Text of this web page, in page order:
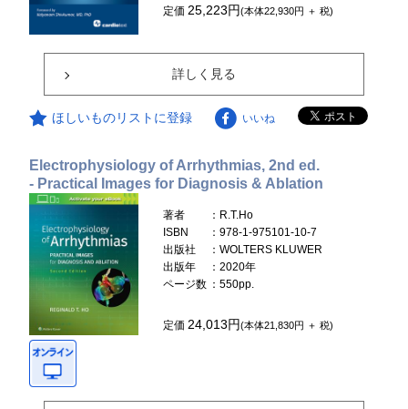
定価 25,223円(本体22,930円 ＋ 税)
詳しく見る
ほしいものリストに登録 いいね
Electrophysiology of Arrhythmias, 2nd ed.
- Practical Images for Diagnosis & Ablation
著者
：R.T.Ho
ISBN
：978-1-975101-10-7
出版社
：WOLTERS KLUWER
出版年
：2020年
ページ数 ：550pp.
定価24,013円(本体21,830円 ＋ 税)